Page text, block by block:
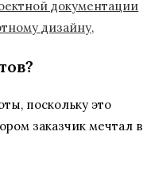
поскольку это
заказчик мечтал в